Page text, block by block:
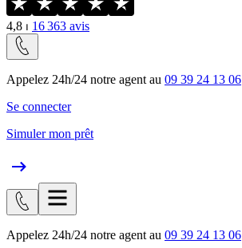
4,8 ⏐ 16 363 avis
Appelez 24h/24 notre agent au 09 39 24 13 06
Se connecter
Simuler mon prêt
Appelez 24h/24 notre agent au 09 39 24 13 06